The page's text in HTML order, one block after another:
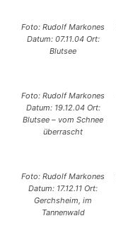
Foto: Rudolf Markones
Datum: 07.11.04 Ort:
Blutsee
Foto: Rudolf Markones
Datum: 19.12.04 Ort:
Blutsee – vom Schnee
überrascht
Foto: Rudolf Markones
Datum: 17.12.11 Ort:
Gerchsheim, im
Tannenwald